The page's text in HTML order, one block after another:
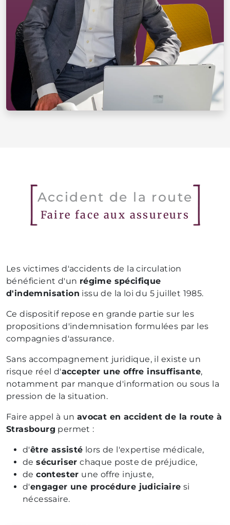
Accident de la route
Faire face aux assureurs
Les victimes d'accidents de la circulation
bénéficient d'un régime spécifique
d'indemnisation issu de la loi du 5 juillet 1985.
Ce dispositif repose en grande partie sur les
propositions d'indemnisation formulées par les
compagnies d'assurance.
Sans accompagnement juridique, il existe un
risque réel d'accepter une offre insuffisante,
notamment par manque d'information ou sous la
pression de la situation.
Faire appel à un avocat en accident de la route à
Strasbourg permet :
d'être assisté lors de l'expertise médicale,
desécuriser chaque poste de préjudice,
decontester une offre injuste,
d'engager une procédure judiciaire si
nécessaire.